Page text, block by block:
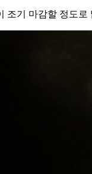
조기 마감할 정도